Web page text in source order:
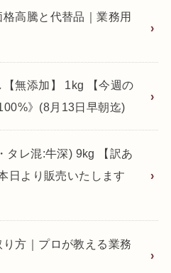
高騰と代替品｜業務用
無添加】 1kg 【今週の
》(8月13日早朝迄)
タレ混:牛深) 9kg 【訳あ
日より販売いたします
方｜プロが教える業務